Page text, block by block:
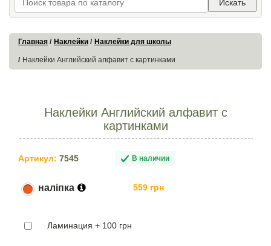
Искать
Главная Наклейки Наклейки для школы
Наклейки Английский алфавит с картинками
Наклейки Английский алфавит с
картинками
Артикул: 7545 В наличии
наліпка 559 грн
Ламинация + 100 грн